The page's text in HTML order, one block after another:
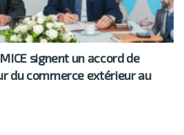
signent un accord de
du commerce extérieur au